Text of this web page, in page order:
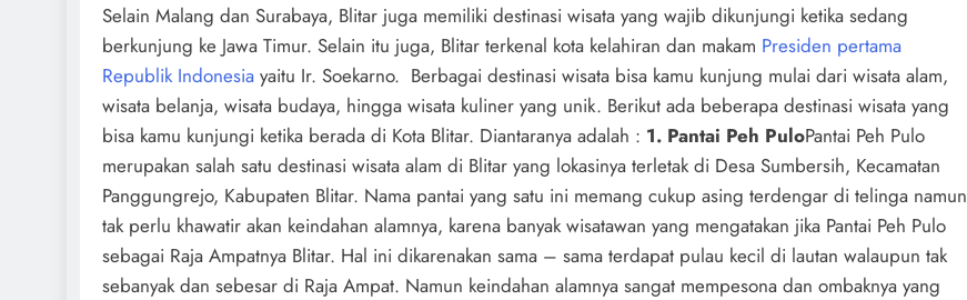
Selain Malang dan Surabaya, Blitar juga memiliki destinasi wisata yang wajib dikunjungi ketika sedang
berkunjung ke Jawa Timur. Selain itu juga, Blitar terkenal kota kelahiran dan makam Presiden pertama
Republik Indonesia yaitu Ir. Soekarno. Berbagai destinasi wisata bisa kamu kunjung mulai dari wisata alam,
wisata belanja, wisata budaya, hingga wisata kuliner yang unik. Berikut ada beberapa destinasi wisata yang
bisa kamu kunjungi ketika berada di Kota Blitar. Diantaranya adalah : 1. Pantai Peh PuloPantai Peh Pulo
merupakan salah satu destinasi wisata alam di Blitar yang lokasinya terletak di Desa Sumbersih, Kecamatan
Panggungrejo, Kabupaten Blitar. Nama pantai yang satu ini memang cukup asing terdengar di telinga namun
tak perlu khawatir akan keindahan alamnya, karena banyak wisatawan yang mengatakan jika Pantai Peh Pulo
sebagai Raja Ampatnya Blitar. Hal ini dikarenakan sama – sama terdapat pulau kecil di lautan walaupun tak
sebanyak dan sebesar di Raja Ampat. Namun keindahan alamnya sangat mempesona dan ombaknya yang